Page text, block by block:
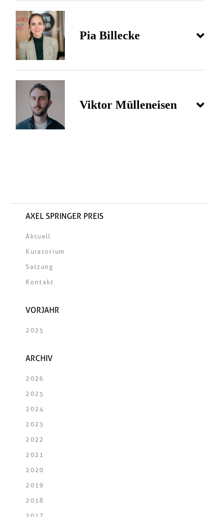
Pia Billecke
Viktor Mülleneisen
AXEL SPRINGER PREIS
Aktuell
Kuratorium
Satzung
Kontakt
VORJAHR
2025
ARCHIV
2026
2025
2024
2023
2022
2021
2020
2019
2018